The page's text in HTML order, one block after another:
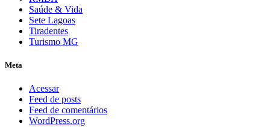
Saúde & Vida
Sete Lagoas
Tiradentes
Turismo MG
Meta
Acessar
Feed de posts
Feed de comentários
WordPress.org